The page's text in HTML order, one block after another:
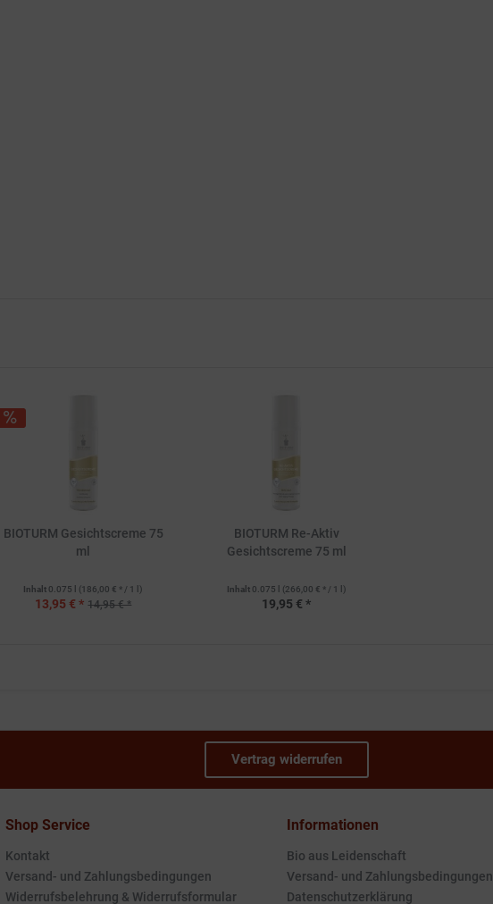
BIOTURM Gesichtscreme 75
ml
Inhalt 0.075 l (186,00 € * / 1 l)
13,95 € * 14,95 € *
BIOTURM Re-Aktiv
Gesichtscreme 75 ml
Inhalt 0.075 l (266,00 € * / 1 l)
19,95 € *
Vertrag widerrufen
Shop Service
Kontakt
Versand- und Zahlungsbedingungen
Widerrufsbelehrung & Widerrufsformular
Informationen
Bio aus Leidenschaft
Versand- und Zahlungsbedingungen
Datenschutzerklärung